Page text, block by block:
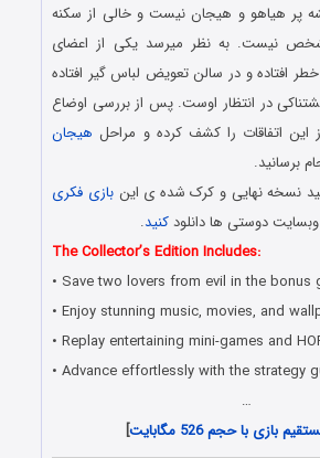
پر هیاهو و هیجان نیست و خالی از سکنه
نیست. به نظر میرسد یکی از اعضای
افتاده و در سالن تعویض لباس گیر افتاده
در انتظار اوست. پس از بررسی اوضاع
این اتفاقات را کشف کرده و مراحل هیجان
برسانید.
نسخه نهایی و کرک شده ی اینبازی فکری
وبسایت دوستی ها دانلودکنید.
The Collector’s Edition Includes:
• Save two lovers from evil in the bonus
• Enjoy stunning music, movies, and
• Replay entertaining mini-games and
• Advance effortlessly with the strategy
…
بازی با حجم 526 مگابایت ]